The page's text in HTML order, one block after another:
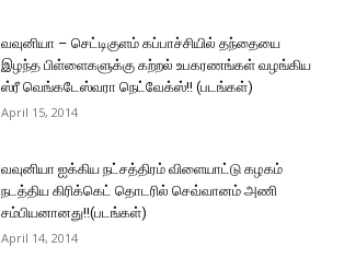
வவுனியா – செட்டிகுளம் கப்பாச்சியில் தந்தையை
இழந்த பிள்ளைகளுக்கு கற்றல் உபகரணங்கள் வழங்கிய
ஸ்ரீ வெங்கடேஸ்வரா நெட்வேக்ஸ்!! (படங்கள்)
April 15, 2014
வவுனியா ஐக்கிய நட்சத்திரம் விளையாட்டு கழகம்
நடத்திய கிரிக்கெட் தொடரில் செவ்வானம் அணி
சம்பியனானது!!(படங்கள்)
April 14, 2014